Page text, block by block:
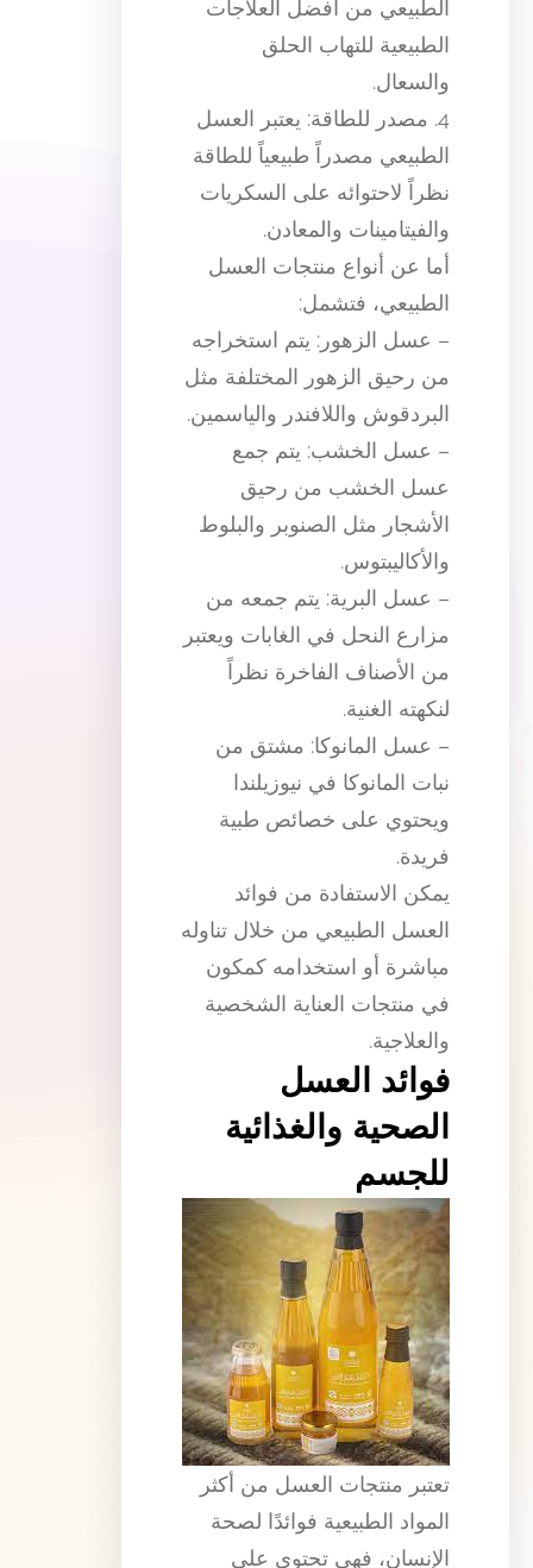
الطبيعي من أفضل العلاجات
الطبيعية للتهاب الحلق
والسعال.
4. مصدر للطاقة: يعتبر العسل
الطبيعي مصدراً طبيعياً للطاقة
نظراً لاحتوائه على السكريات
والفيتامينات والمعادن.
أما عن أنواع منتجات العسل
الطبيعي، فتشمل:
– عسل الزهور: يتم استخراجه
من رحيق الزهور المختلفة مثل
البردقوش واللافندر والياسمين.
– عسل الخشب: يتم جمع
عسل الخشب من رحيق
الأشجار مثل الصنوبر والبلوط
والأكاليبتوس.
– عسل البرية: يتم جمعه من
مزارع النحل في الغابات ويعتبر
من الأصناف الفاخرة نظراً
لنكهته الغنية.
– عسل المانوكا: مشتق من
نبات المانوكا في نيوزيلندا
ويحتوي على خصائص طبية
فريدة.
يمكن الاستفادة من فوائد
العسل الطبيعي من خلال تناوله
مباشرة أو استخدامه كمكون
في منتجات العناية الشخصية
والعلاجية.
فوائد العسل
الصحية والغذائية
للجسم
تعتبر منتجات العسل من أكثر
المواد الطبيعية فوائدًا لصحة
الإنسان، فهي تحتوي على